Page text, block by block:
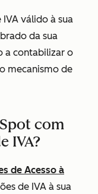
válido à sua
da sua
a contabilizar o
mecanismo de
com
IVA?
de Acesso à
de IVA à sua